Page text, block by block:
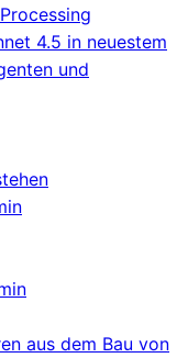
4.5 in neuestem
und
aus dem Bau von